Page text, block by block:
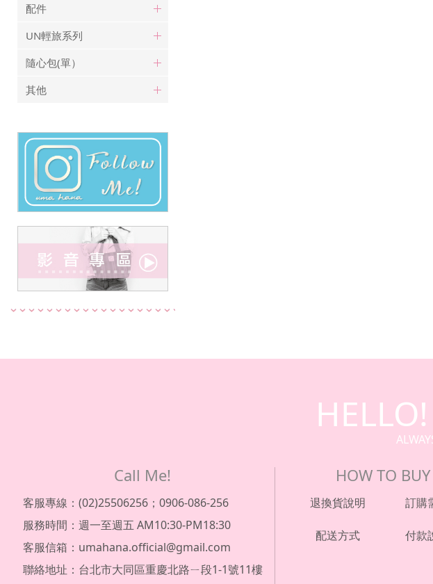
配件
UN輕旅系列
隨心包(單）
其他
Call Me!
客服專線：(02)25506256；0906-086-256
服務時間：週一至週五 AM10:30-PM18:30
客服信箱：umahana.official@gmail.com
聯絡地址：台北市大同區重慶北路ㄧ段1-1號11樓
HOW TO BUY
退換貨說明 訂購
配送方式 付款